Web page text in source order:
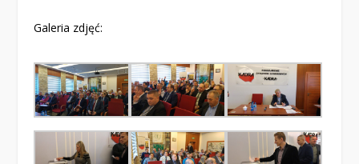
Galeria zdjęć: